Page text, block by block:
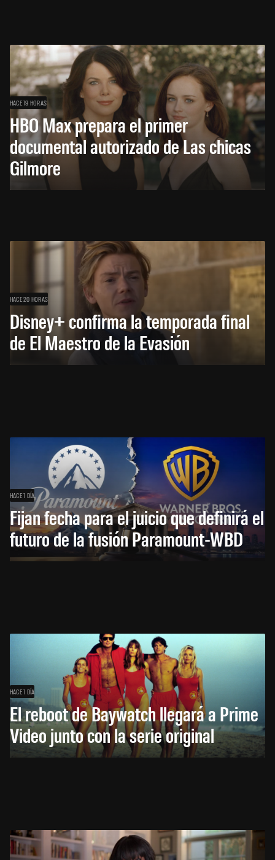
HACE 19 HORAS
HBO Max prepara el primer
documental autorizado de Las chicas
Gilmore
HACE 20 HORAS
Disney+ confirma la temporada final
de El Maestro de la Evasión
HACE 1 DÍA
Fijan fecha para el juicio que definirá el
futuro de la fusión Paramount-WBD
HACE 1 DÍA
El reboot de Baywatch llegará a Prime
Video junto con la serie original